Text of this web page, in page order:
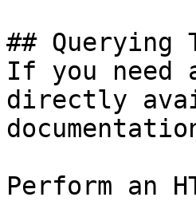
## Querying
If you need
directly
Perform an